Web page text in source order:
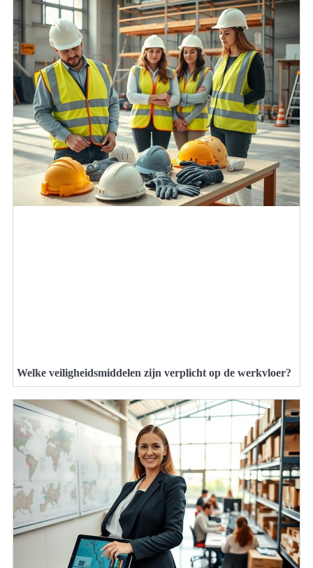
Welke veiligheidsmiddelen zijn verplicht op de werkvloer?